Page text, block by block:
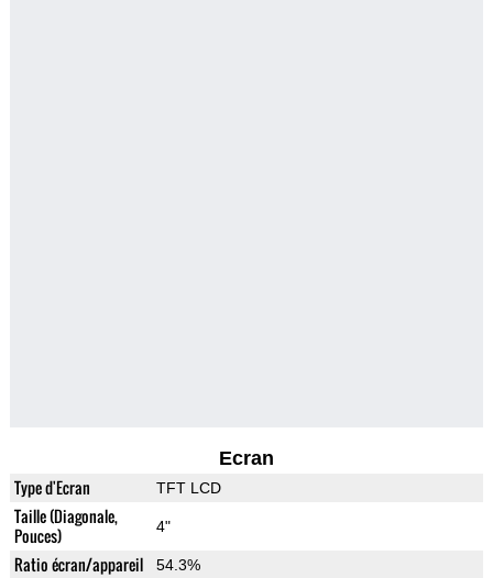
Ecran
Type d'Ecran TFT LCD
Taille (Diagonale,
Pouces)
4"
Ratio écran/appareil 54.3%